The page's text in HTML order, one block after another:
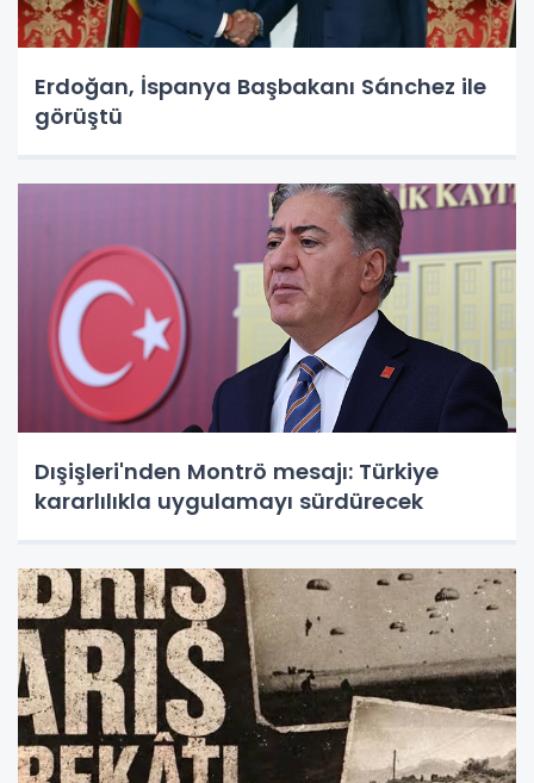
Erdoğan, İspanya Başbakanı Sánchez ile
görüştü
Dışişleri'nden Montrö mesajı: Türkiye
kararlılıkla uygulamayı sürdürecek